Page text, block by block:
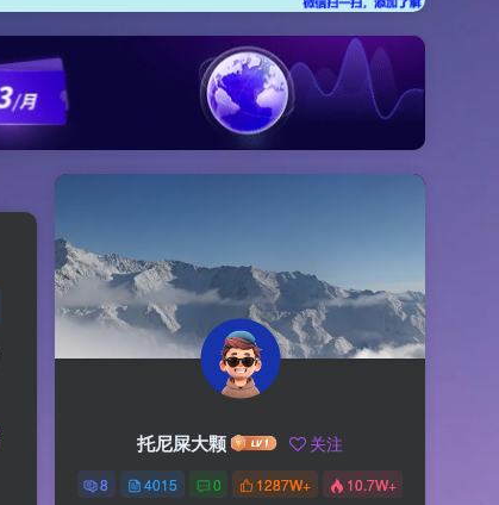
托尼屎大颗 关注
8 4015 0 1287W+ 10.7W+